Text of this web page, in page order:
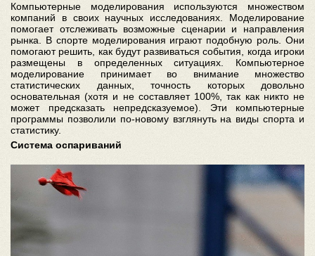
Компьютерные моделирования используются множеством
компаний в своих научных исследованиях. Моделирование
помогает отслеживать возможные сценарии и направления
рынка. В спорте моделирования играют подобную роль. Они
помогают решить, как будут развиваться события, когда игроки
размещены в определенных ситуациях. Компьютерное
моделирование принимает во внимание множество
статистических данных, точность которых довольно
основательная (хотя и не составляет 100%, так как никто не
может предсказать непредсказуемое). Эти компьютерные
программы позволили по-новому взглянуть на виды спорта и
статистику.
Система оспариваний